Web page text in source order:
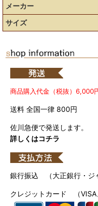
メーカー
サイズ
商品購入代金（税抜）6,000
送料 全国一律 800円
佐川急便で発送します。
詳しくはコチラ
銀行振込 （大正銀行・ジ
クレジットカード （VISA